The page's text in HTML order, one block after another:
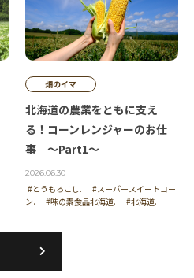
畑のイマ
北海道の農業をともに支え
る！コーンレンジャーのお仕
事 ～Part1～
2026.06.30
#とうもろこし.
#スーパースイートコー
ン.
#味の素食品北海道. #北海道.